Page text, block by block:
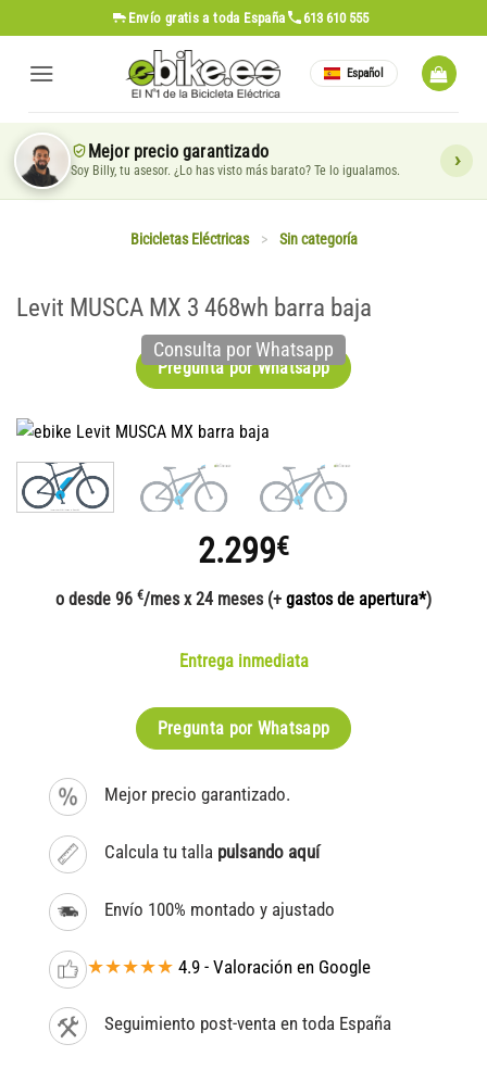
al
contenido
Envío gratis a toda España 613 610 555
Español
Mejor precio garantizado
Soy Billy, tu asesor. ¿Lo has visto más barato? Te lo igualamos.
Bicicletas Eléctricas > Sin categoría
Levit MUSCA MX 3 468wh barra baja
Pregunta por Whatsapp
Consulta por Whatsapp
2.299€
o desde 96 €/mes x 24 meses (+ gastos de apertura*)
Entrega inmediata
Pregunta por Whatsapp
Mejor precio garantizado.
Calcula tu talla pulsando aquí
Envío 100% montado y ajustado
★★★★★ 4.9 - Valoración en Google
Seguimiento post-venta en toda España